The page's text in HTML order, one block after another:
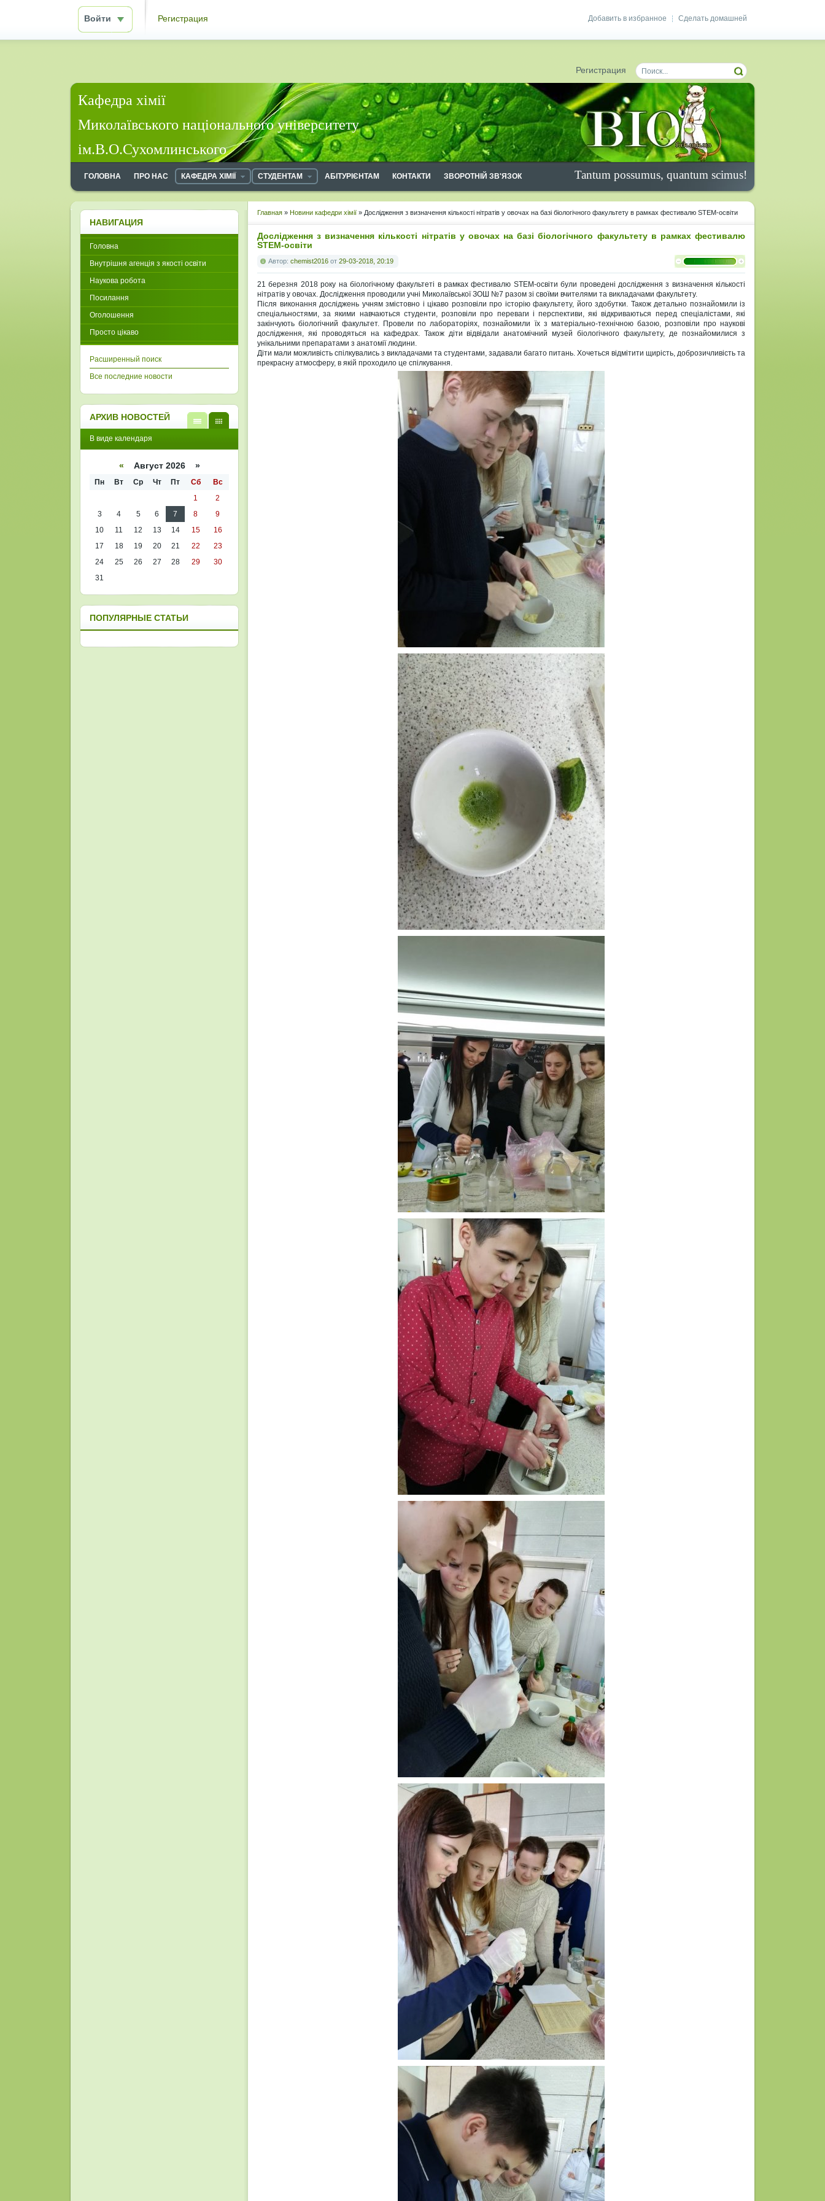
Сделать домашней
Добавить в избранное
Войти Регистрация
Регистрация
Кафедра хімії
Миколаївського національного університету
ім.В.О.Сухомлинського
Tantum possumus, quantum scimus!
ГОЛОВНА ПРО НАС КАФЕДРА ХІМІЇ СТУДЕНТАМ АБІТУРІЄНТАМ КОНТАКТИ ЗВОРОТНІЙ ЗВ'ЯЗОК
Главная » Новини кафедри хімії » Дослідження з визначення кількості нітратів у овочах на базі біологічного факультету в рамках фестивалю STEM-освіти
Дослідження з визначення кількості нітратів у овочах на базі біологічного факультету в рамках фестивалю
STEM-освіти
Автор: chemist2016 от 29-03-2018, 20:19
21 березня 2018 року на біологічному факультеті в рамках фестивалю STEM-освіти були проведені дослідження з визначення кількості
нітратів у овочах. Дослідження проводили учні Миколаївської ЗОШ №7 разом зі своїми вчителями та викладачами факультету.
Після виконання досліджень учням змістовно і цікаво розповіли про історію факультету, його здобутки. Також детально познайомили із
спеціальностями, за якими навчаються студенти, розповіли про переваги і перспективи, які відкриваються перед спеціалістами, які
закінчують біологічний факультет. Провели по лабораторіях, познайомили їх з матеріально-технічною базою, розповіли про наукові
дослідження, які проводяться на кафедрах. Також діти відвідали анатомічний музей біологічного факультету, де познайомилися з
унікальними препаратами з анатомії людини.
Діти мали можливість спілкувались з викладачами та студентами, задавали багато питань. Хочеться відмітити щирість, доброзичливість та
прекрасну атмосферу, в якій проходило це спілкування.
НАВИГАЦИЯ
Головна
Внутрішня агенція з якості освіти
Наукова робота
Посилання
Оголошення
Просто цікаво
Расширенный поиск
Все последние новости
АРХИВ НОВОСТЕЙ
кален
списк
В виде календаря
« Август 2026 »
Пн Вт Ср Чт Пт Сб
Вс
1
2
3
4 5 6 7 8
9
10
11 12 13 14 15
16
17
18 19 20 21 22
23
24
25 26 27 28 29
30
31
ПОПУЛЯРНЫЕ СТАТЬИ